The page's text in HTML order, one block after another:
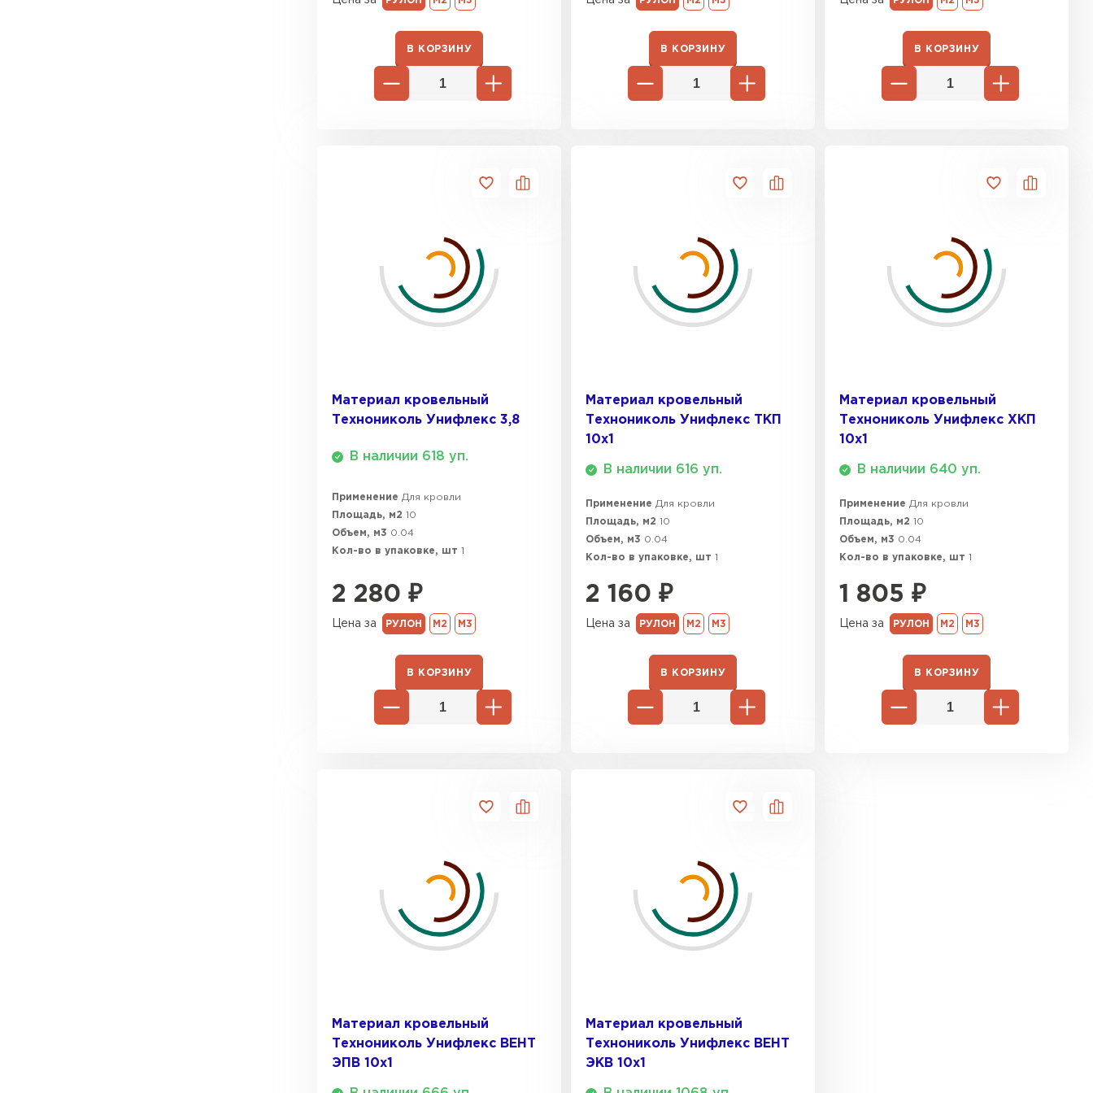
В КОРЗИНУ В КОРЗИНУ В КОРЗИНУ
Материал кровельный
Технониколь Унифлекс 3,8
В наличии 618 уп.
Применение Для кровли
Площадь, м2 10
Объем, м3 0.04
Кол-во в упаковке, шт 1
2 280 ₽
Цена за РУЛОН М2 М3
В КОРЗИНУ
Материал кровельный
Технониколь Унифлекс ТКП
10х1
В наличии 616 уп.
Применение Для кровли
Площадь, м2 10
Объем, м3 0.04
Кол-во в упаковке, шт 1
2 160 ₽
Цена за РУЛОН М2 М3
В КОРЗИНУ
Материал кровельный
Технониколь Унифлекс ХКП
10х1
В наличии 640 уп.
Применение Для кровли
Площадь, м2 10
Объем, м3 0.04
Кол-во в упаковке, шт 1
1 805 ₽
Цена за РУЛОН М2 М3
В КОРЗИНУ
Материал кровельный
Технониколь Унифлекс ВЕНТ
ЭПВ 10х1
Материал кровельный
Технониколь Унифлекс ВЕНТ
ЭКВ 10х1
ПЕРЕЙТИ
Сэндвич-панели
ПЕРЕЙТИ
ПЕРЕЙТИ
ВСЕ ПРОИЗВОДИТЕЛИ